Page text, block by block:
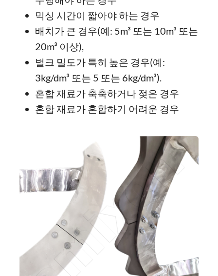
믹싱 시간이 짧아야 하는 경우
배치가 큰 경우(예: 5m³ 또는 10m³ 또는
20m³ 이상),
벌크 밀도가 특히 높은 경우(예:
3kg/dm³ 또는 5 또는 6kg/dm³).
혼합 재료가 축축하거나 젖은 경우
혼합 재료가 혼합하기 어려운 경우